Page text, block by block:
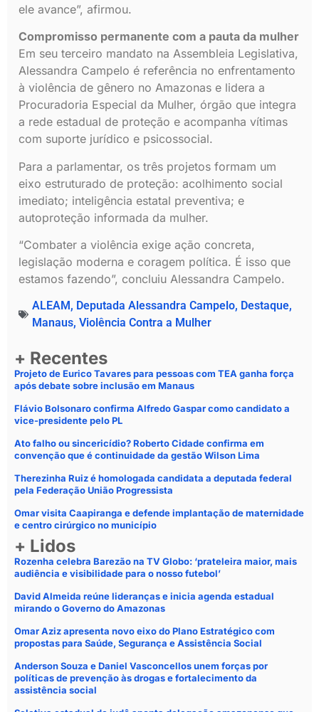
ele avance”, afirmou.
Compromisso permanente com a pauta da mulher
Em seu terceiro mandato na Assembleia Legislativa,
Alessandra Campelo é referência no enfrentamento
à violência de gênero no Amazonas e lidera a
Procuradoria Especial da Mulher, órgão que integra
a rede estadual de proteção e acompanha vítimas
com suporte jurídico e psicossocial.
Para a parlamentar, os três projetos formam um
eixo estruturado de proteção: acolhimento social
imediato; inteligência estatal preventiva; e
autoproteção informada da mulher.
“Combater a violência exige ação concreta,
legislação moderna e coragem política. É isso que
estamos fazendo”, concluiu Alessandra Campelo.
ALEAM , Deputada Alessandra Campelo, Destaque,
Manaus, Violência Contra a Mulher
+ Recentes
Projeto de Eurico Tavares para pessoas com TEA ganha força
após debate sobre inclusão em Manaus
Flávio Bolsonaro confirma Alfredo Gaspar como candidato a
vice-presidente pelo PL
Ato falho ou sincericídio? Roberto Cidade confirma em
convenção que é continuidade da gestão Wilson Lima
Therezinha Ruiz é homologada candidata a deputada federal
pela Federação União Progressista
Omar visita Caapiranga e defende implantação de maternidade
e centro cirúrgico no município
+ Lidos
Rozenha celebra Barezão na TV Globo: ‘prateleira maior, mais
audiência e visibilidade para o nosso futebol’
David Almeida reúne lideranças e inicia agenda estadual
mirando o Governo do Amazonas
Omar Aziz apresenta novo eixo do Plano Estratégico com
propostas para Saúde, Segurança e Assistência Social
Anderson Souza e Daniel Vasconcellos unem forças por
políticas de prevenção às drogas e fortalecimento da
assistência social